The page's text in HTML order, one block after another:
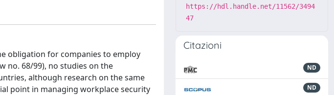
obligation for companies to employ
no. 68/99), no studies on the
although research on the same
point in managing workplace security
https://hdl.handle.net/11562/3494
47
Citazioni
ND
ND